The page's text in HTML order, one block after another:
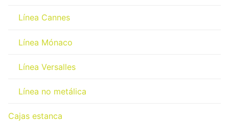
Línea Cannes
Línea Mónaco
Línea Versalles
Línea no metálica
Cajas estanca